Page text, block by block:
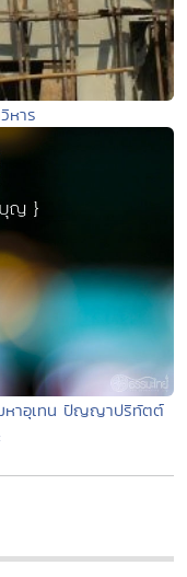
หาร
หาอุเทน ปัญญาปริทัตต์